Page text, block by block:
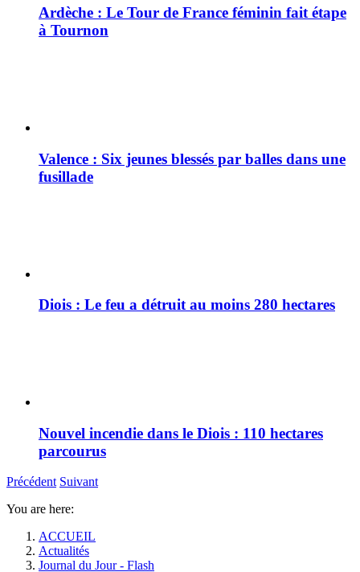
Ardèche : Le Tour de France féminin fait étape
à Tournon
Valence : Six jeunes blessés par balles dans une
fusillade
Diois : Le feu a détruit au moins 280 hectares
Nouvel incendie dans le Diois : 110 hectares
parcourus
Précédent Suivant
You are here:
ACCUEIL
Actualités
Journal du Jour - Flash